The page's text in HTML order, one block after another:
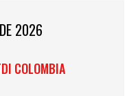
2026
COLOMBIA